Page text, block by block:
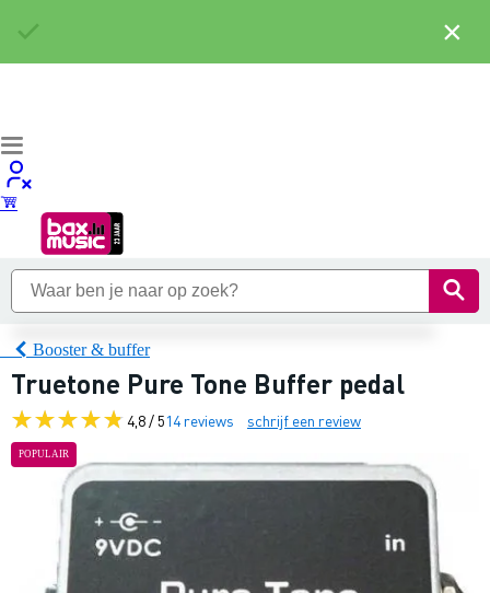
Booster & buffer
Truetone Pure Tone Buffer pedal
4,8 / 514 reviews schrijf een review
POPULAIR
×